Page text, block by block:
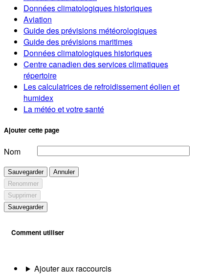
Données climatologiques historiques
Aviation
Guide des prévisions météorologiques
Guide des prévisions maritimes
Données climatologiques historiques
Centre canadien des services climatiques
répertoire
Les calculatrices de refroidissement éolien et
humidex
La météo et votre santé
Ajouter cette page
Nom
Sauvegarder
Annuler
Renommer
Supprimer
Sauvegarder
Comment utiliser
Ajouter aux raccourcis